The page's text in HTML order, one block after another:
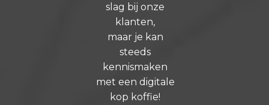
slag bij onze
klanten,
maar je kan
steeds
kennismaken
met een digitale
kop koffie!